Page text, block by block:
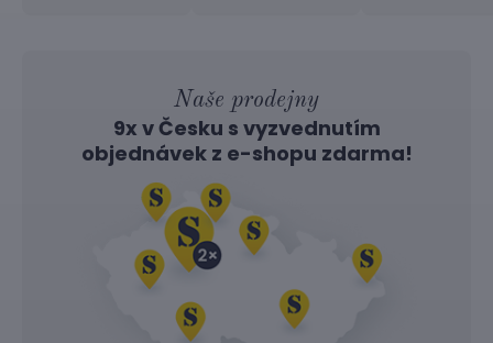
Naše prodejny
9x v Česku s vyzvednutím
objednávek z e-shopu zdarma!